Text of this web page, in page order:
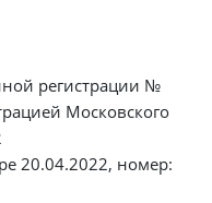
регистрации №
Московского
20.04.2022, номер: